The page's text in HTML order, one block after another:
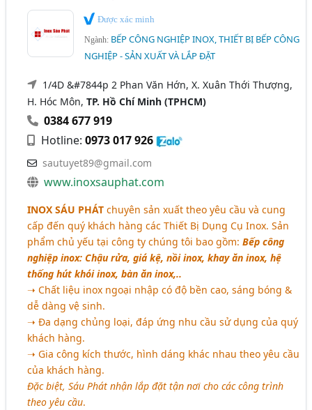
Được xác minh
Ngành: BẾP CÔNG NGHIỆP INOX, THIẾT BỊ BẾP CÔNG
NGHIỆP - SẢN XUẤT VÀ LẮP ĐẶT
1/4D &#7844p 2 Phan Văn Hớn, X. Xuân Thới Thượng,
H. Hóc Môn,TP. Hồ Chí Minh (TPHCM)
0384 677 919
Hotline:0973 017 926
sautuyet89@gmail.com
www.inoxsauphat.com
INOX SÁU PHÁT chuyên sản xuất theo yêu cầu và cung
cấp đến quý khách hàng các Thiết Bị Dụng Cụ Inox. Sản
phẩm chủ yếu tại công ty chúng tôi bao gồm:Bếp công
nghiệp inox: Chậu rửa, giá kệ, nồi inox, khay ăn inox, hệ
thống hút khói inox, bàn ăn inox,..
➝ Chất liệu inox ngoại nhập có độ bền cao, sáng bóng &
dễ dàng vệ sinh.
➝ Đa dạng chủng loại, đáp ứng nhu cầu sử dụng của quý
khách hàng.
➝ Gia công kích thước, hình dáng khác nhau theo yêu cầu
của khách hàng.
Đặc biệt, Sáu Phát nhận lắp đặt tận nơi cho các công trình
theo yêu cầu.